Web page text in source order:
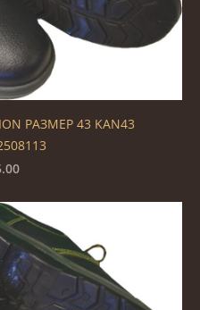
РАЗМЕР 43 KAN43